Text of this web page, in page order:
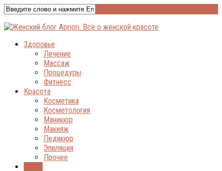
Здоровье
Лечение
Массаж
Процедуры
Фитнесс
Красота
Косметика
Косметология
Маникюр
Макияж
Педикюр
Эпиляция
Прочее